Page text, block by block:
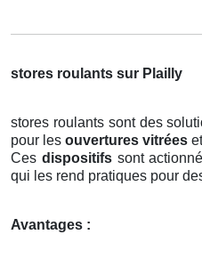
stores roulants sur Plailly
stores roulants sont des
pour les ouvertures vitrées
Ces dispositifssont
qui les rend pratiques pour
Avantages :